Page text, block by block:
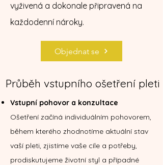
vyživená a dokonale připravená na
každodenní nároky.
Objednat se
Vstupní pohovor a konzultace
Ošetření začíná individuálním pohovorem,
během kterého zhodnotíme aktuální stav
vaší pleti, zjistíme vaše cíle a potřeby,
prodiskutujeme životní styl a případné
Průběh vstupního ošetření pleti